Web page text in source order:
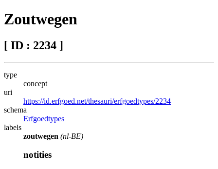
Zoutwegen
[ ID : 2234 ]
type
concept
uri
https://id.erfgoed.net/thesauri/erfgoedtypes/2234
schema
Erfgoedtypes
labels
zoutwegen (nl-BE)
notities